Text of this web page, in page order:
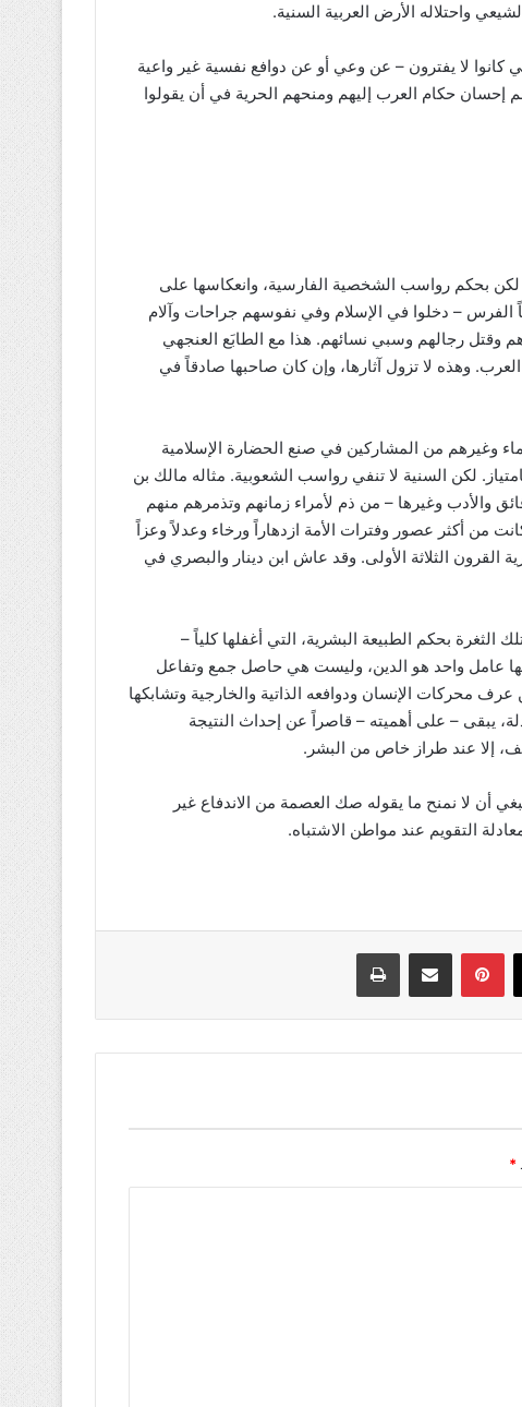
واحتلاله الأرض العربية السنية.
كانوا لا يفترون – عن وعي أو عن دوافع نفسية غير واعية
حكام العرب إليهم ومنحهم الحرية في أن يقولوا
بحكم رواسب الشخصية الفارسية، وانعكاسها على
– دخلوا في الإسلام وفي نفوسهم جراحات وآلام
وقتل رجالهم وسبي نسائهم. هذا مع الطابَع العنجهي
وهذه لا تزول آثارها، وإن كان صاحبها صادقاً في
وغيرهم من المشاركين في صنع الحضارة الإسلامية
لكن السنية لا تنفي رواسب الشعوبية. مثاله مالك بن
والأدب وغيرها – من ذم لأمراء زمانهم وتذمرهم منهم
من أكثر عصور وفترات الأمة ازدهاراً ورخاء وعدلاً وعزاً
القرون الثلاثة الأولى. وقد عاش ابن دينار والبصري في
الثغرة بحكم الطبيعة البشرية، التي أغفلها كلياً –
عامل واحد هو الدين، وليست هي حاصل جمع وتفاعل
عرف محركات الإنسان ودوافعه الذاتية والخارجية وتشابكها
يبقى – على أهميته – قاصراً عن إحداث النتيجة
إلا عند طراز خاص من البشر.
أن لا نمنح ما يقوله صك العصمة من الاندفاع غير
التقويم عند مواطن الاشتباه.
‫X بينتيريست
*